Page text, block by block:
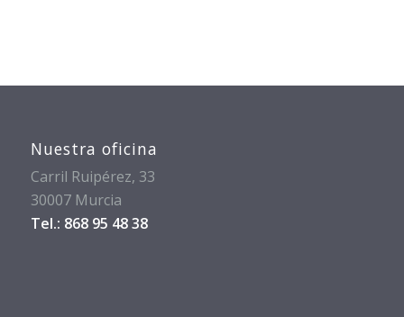
Nuestra oficina
Carril Ruipérez, 33
30007 Murcia
Tel.: 868 95 48 38